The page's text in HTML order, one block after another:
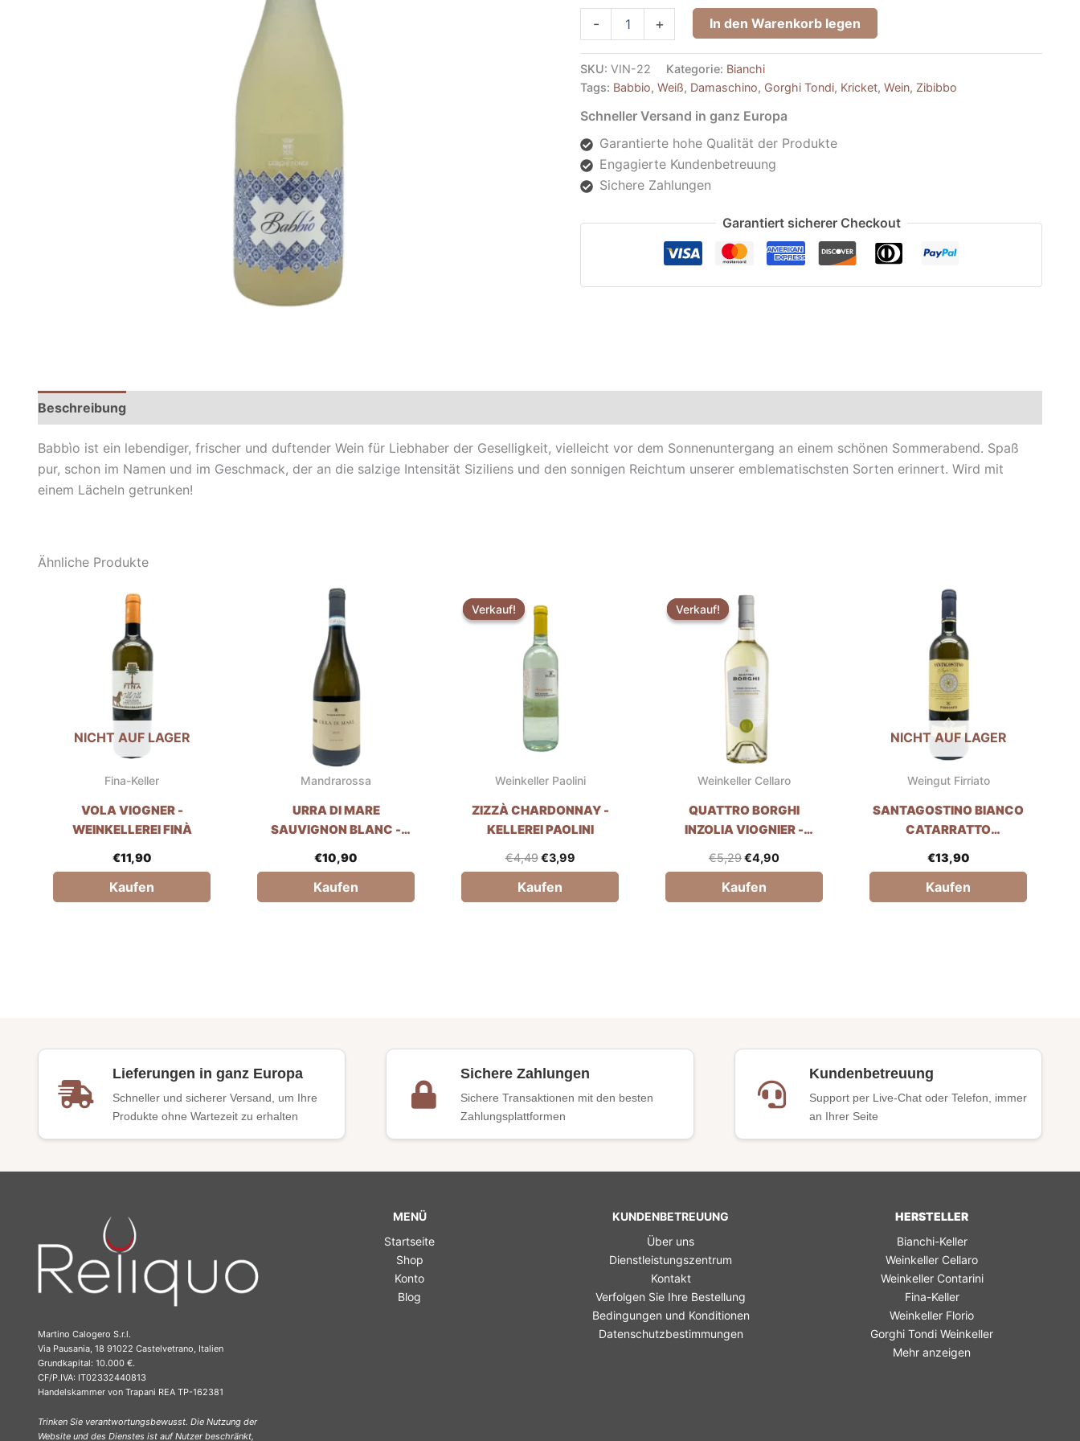
- + In den Warenkorb legen
SKU: VIN-22 Kategorie: Bianchi
Tags: Babbio, Weiß, Damaschino, Gorghi Tondi, Kricket, Wein, Zibibbo
Schneller Versand in ganz Europa
Garantierte hohe Qualität der Produkte
Engagierte Kundenbetreuung
Sichere Zahlungen
Garantiert sicherer Checkout
Beschreibung
Babbìo ist ein lebendiger, frischer und duftender Wein für Liebhaber der Geselligkeit, vielleicht vor dem Sonnenuntergang an einem schönen Sommerabend. Spaß
pur, schon im Namen und im Geschmack, der an die salzige Intensität Siziliens und den sonnigen Reichtum unserer emblematischsten Sorten erinnert. Wird mit
einem Lächeln getrunken!
Ähnliche Produkte
NICHT AUF LAGER
Fina-Keller
VOLA VIOGNER -
WEINKELLEREI FINÀ
€11,90
Kaufen
Mandrarossa
URRA DI MARE
SAUVIGNON BLANC -
€10,90
Kaufen
Verkauf!
Weinkeller Paolini
Verkauf!
ZIZZÀ CHARDONNAY -
KELLEREI PAOLINI
€4,49
ursprüngliche
Preis
war:
€4,49.
€3,99
Kaufen
Verkauf!
Weinkeller Cellaro
Verkauf!
QUATTRO BORGHI
INZOLIA VIOGNIER -
€5,29
ursprüngliche
war:
€5,29.
€4,90
Kaufen
NICHT AUF LAGER
Weingut Firriato
SANTAGOSTINO BIANCO
CATARRATTO
WEINGUT FIRRIATO
€13,90
Kaufen
Lieferungen in ganz Europa
Schneller und sicherer Versand, um Ihre
Produkte ohne Wartezeit zu erhalten
Sichere Zahlungen
Sichere Transaktionen mit den besten
Zahlungsplattformen
Kundenbetreuung
Support per Live-Chat oder Telefon, immer
an Ihrer Seite
Martino Calogero S.r.l.
Via Pausania, 18 91022 Castelvetrano, Italien
Grundkapital: 10.000 €.
CF/P.IVA: IT02332440813
Handelskammer von Trapani REA TP-162381
Trinken Sie verantwortungsbewusst. Die Nutzung der
Website und des Dienstes ist auf Nutzer beschränkt,
MENÜ
Startseite
Shop
Konto
Blog
KUNDENBETREUUNG
Über uns
Dienstleistungszentrum
Kontakt
Verfolgen Sie Ihre Bestellung
Bedingungen und Konditionen
Datenschutzbestimmungen
HERSTELLER
Bianchi-Keller
Weinkeller Cellaro
Weinkeller Contarini
Fina-Keller
Weinkeller Florio
Gorghi Tondi Weinkeller
Mehr anzeigen